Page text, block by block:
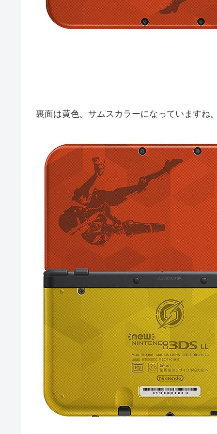
裏面は黄色。サムスカラーになっていますね